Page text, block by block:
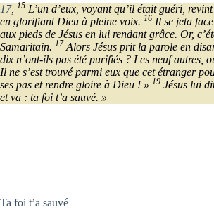
17, 15 L’un d’eux, voyant qu’il était guéri, revint
en glorifiant Dieu à pleine voix. 16 Il se jeta
aux pieds de Jésus en lui rendant grâce. Or,
Samaritain. 17 Alors Jésus prit la parole en
dix n’ont-ils pas été purifiés ? Les neuf autres,
Il ne s’est trouvé parmi eux que cet étranger
ses pas et rendre gloire à Dieu ! » 19 Jésus lui
et va : ta foi t’a sauvé. »
Ta foi t’a sauvé